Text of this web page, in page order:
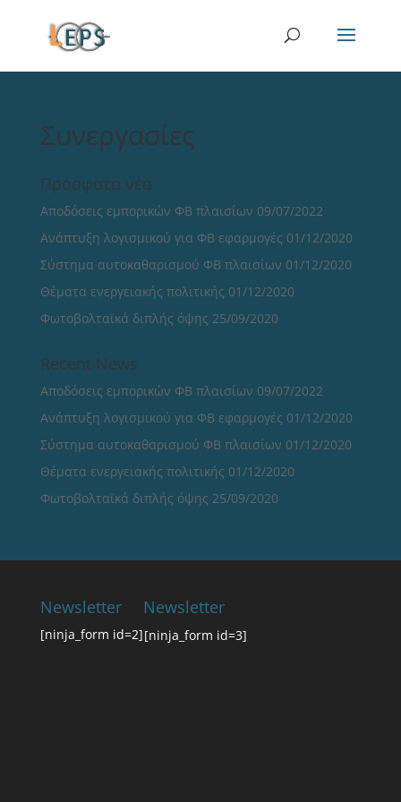
Συνεργασίες
Πρόσφατα νέα
Αποδόσεις εμπορικών ΦΒ πλαισίων 09/07/2022
Ανάπτυξη λογισμικού για ΦΒ εφαρμογές 01/12/2020
Σύστημα αυτοκαθαρισμού ΦΒ πλαισίων 01/12/2020
Θέματα ενεργειακής πολιτικής 01/12/2020
Φωτοβολταϊκά διπλής όψης 25/09/2020
Recent News
Αποδόσεις εμπορικών ΦΒ πλαισίων 09/07/2022
Ανάπτυξη λογισμικού για ΦΒ εφαρμογές 01/12/2020
Σύστημα αυτοκαθαρισμού ΦΒ πλαισίων 01/12/2020
Θέματα ενεργειακής πολιτικής 01/12/2020
Φωτοβολταϊκά διπλής όψης 25/09/2020
Newsletter
[ninja_form id=2]
Newsletter
[ninja_form id=3]